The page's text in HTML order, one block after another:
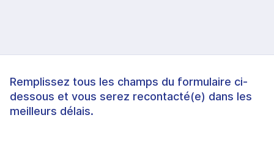
Remplissez tous les champs du formulaire ci-
dessous et vous serez recontacté(e) dans les
meilleurs délais.